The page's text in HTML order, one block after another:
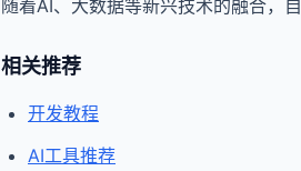
随着AI、大数据等新兴技术的融合，
相关推荐
开发教程
AI工具推荐